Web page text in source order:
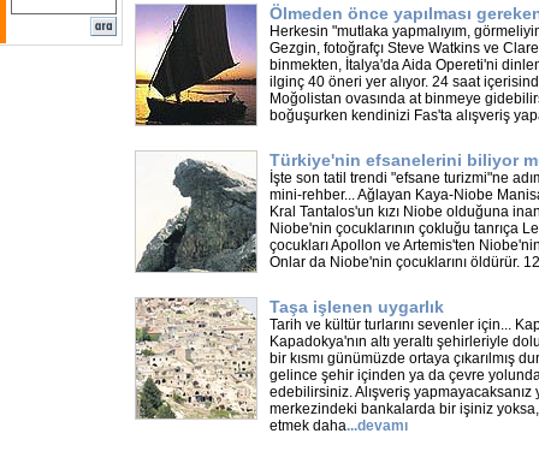
Ölmeden önce yapılması
Herkesin "mutlaka yapmalıyım,
Gezgin, fotoğrafçı Steve Watkins ve
binmekten, İtalya'da Aida Opereti'ni
ilginç 40 öneri yer alıyor. 24 saat
Moğolistan ovasında at binmeye
boğuşurken kendinizi Fas'ta alışveriş
Türkiye'nin efsanelerini biliyor
İşte son tatil trendi "efsane turizmi"ne
mini-rehber... Ağlayan Kaya-Niobe
Kral Tantalos'un kızı Niobe olduğuna
Niobe'nin çocuklarının çokluğu tanrıça
çocukları Apollon ve Artemis'ten Niobe'nin
Onlar da Niobe'nin çocuklarını öldürür. 12
Taşa işlenen uygarlık
Tarih ve kültür turlarını sevenler için...
Kapadokya'nın altı yeraltı şehirleriyle
bir kısmı günümüzde ortaya çıkarılmış
gelince şehir içinden ya da çevre
edebilirsiniz. Alışveriş yapmayacaksanız
merkezindeki bankalarda bir işiniz
etmek daha...devamı